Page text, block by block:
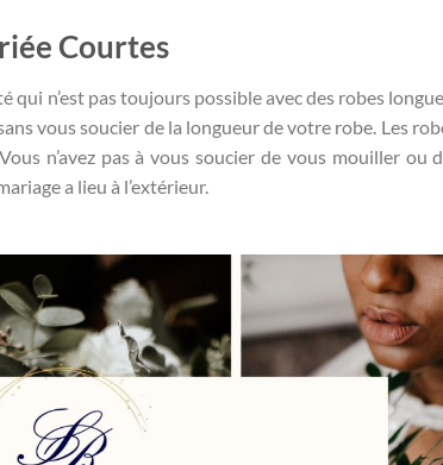
Courtes
n’est pas toujours possible avec des robes
vous soucier de la longueur de votre robe. Les
n’avez pas à vous soucier de vous mouiller ou
a lieu à l’extérieur.